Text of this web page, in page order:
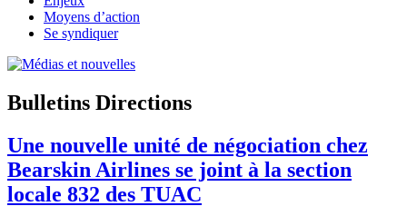
Moyens d’action
Se syndiquer
Bulletins Directions
Une nouvelle unité de négociation chez
Bearskin Airlines se joint à la section
locale 832 des TUAC